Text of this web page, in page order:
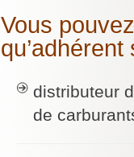
Vous
distributeur
de